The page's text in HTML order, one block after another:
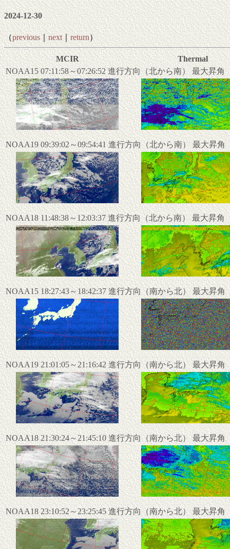
2024-12-30
（previous｜next｜ return）
MCIR
Thermal
NOAA15 07:11:58～07:26:52 進行方向（北から南） 最大昇角
NOAA19 09:39:02～09:54:41 進行方向（北から南） 最大昇角
NOAA18 11:48:38～12:03:37 進行方向（北から南） 最大昇角
NOAA15 18:27:43～18:42:37 進行方向（南から北） 最大昇角
NOAA19 21:01:05～21:16:42 進行方向（南から北） 最大昇角
NOAA18 21:30:24～21:45:10 進行方向（南から北） 最大昇角
NOAA18 23:10:52～23:25:45 進行方向（南から北） 最大昇角